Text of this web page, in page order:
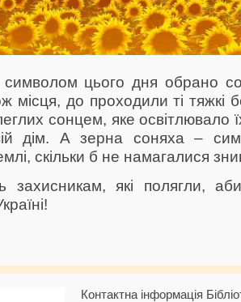
цього дня обрано
місця, до проходили ті тяжкі
сонцем, яке освітлювало
дім. А зерна соняха –
скільки б не намагалися
захисникам, які полягли,
Контактна інформація